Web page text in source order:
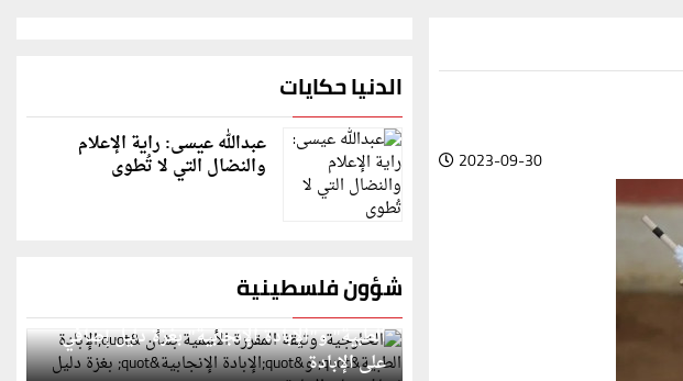
2023-09-30
الدنيا حكايات
عبدالله عيسى: راية الإعلام
والنضال التي لا تُطوى
شؤون فلسطينية
الخارجية: وثيقة المقررة الأممية بشأن "الإبادة
الطبية" و"الإبادة الإنجابية" بغزة دليل إضافي
على الإبادة